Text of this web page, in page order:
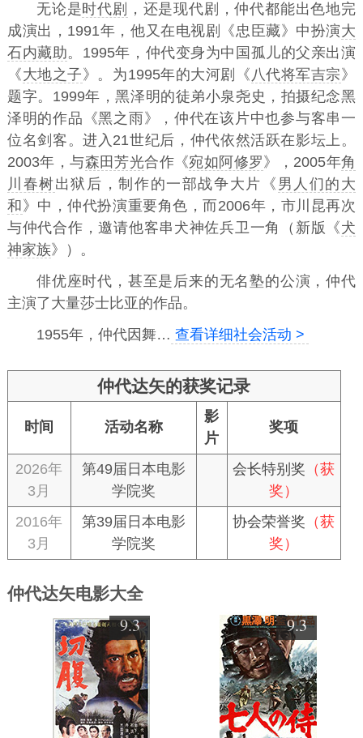
无论是时代剧
，还是现代剧，仲代都能出色地完
成演出，1991年，他又在电视剧《忠臣藏》中扮演大
石内藏助。1995年，仲代变身为中国孤儿的父亲出演
《大地之子 》。为1995年的大河剧《 八代将军吉宗 》
题字。1999年，黑泽明的徒弟小泉尧史，拍摄纪念黑
泽明的作品《黑之雨》，仲代在该片中也参与客串一
位名剑客。进入21世纪后，仲代依然活跃在影坛上。
2003年，与森田芳光合作《宛如阿修罗 》，2005年角
川春树出狱后，制作的一部战争大片《 男人们的大
和 》中，仲代扮演重要角色，而2006年，市川昆再次
与仲代合作，邀请他客串犬神佐兵卫一角（新版《犬
神家族》）。
俳优座时代，甚至是后来的无名塾的公演，仲代
主演了大量莎士比亚的作品。
1955年，仲代因舞… 查看详细社会活动 >
仲代达矢的获奖记录
时间 活动名称
影
片
奖项
2026年
3月
第49届日本电影
学院奖
会长特别奖 （获
奖）
2016年
3月
第39届日本电影
学院奖
协会荣誉奖 （获
奖）
仲代达矢电影大全
9.3 9.3